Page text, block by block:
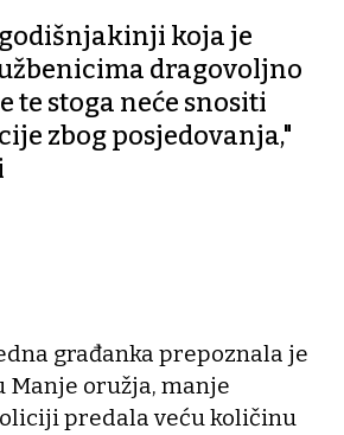
koja je
dragovoljno
te stoga neće snositi
zbog posjedovanja,"
građanka prepoznala je
oružja, manje
predala veću količinu